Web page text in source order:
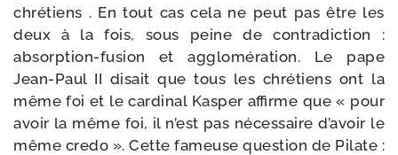
chré­tiens . En tout cas cela ne peut pas être les
deux à la fois, sous peine de contra­dic­tion :
absorption-​fusion et agglo­mé­ra­tion. Le pape
Jean-​Paul II disait que tous les chré­tiens ont la
même foi et le car­di­nal Kasper affirme que « pour
avoir la même foi, il n’est pas néces­saire d’a­voir le
même cre­do ». Cette fameuse ques­tion de Pilate :